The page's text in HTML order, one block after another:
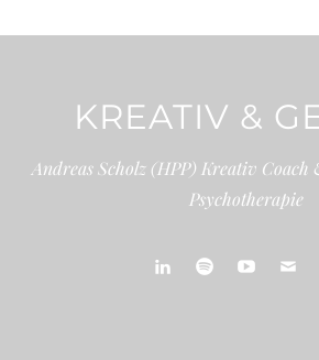
KREATIV &
Andreas Scholz (HPP) Kreativ
Psychotherapie